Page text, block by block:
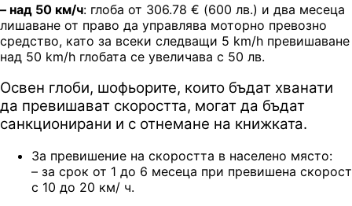
– над 50 км/ч: глоба от 306.78 € (600 лв.) и два месеца
лишаване от право да управлява моторно превозно
средство, като за всеки следващи 5 km/h превишаване
над 50 km/h глобата се увеличава с 50 лв.
Освен глоби, шофьорите, които бъдат хванати
да превишават скоростта, могат да бъдат
санкционирани и с отнемане на книжката.
За превишение на скоростта в населено място:
– за срок от 1 до 6 месеца при превишена скорост
с 10 до 20 км/ ч.